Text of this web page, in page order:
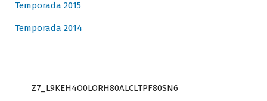
Temporada 2015
Temporada 2014
Z7_L9KEH4O0LORH80ALCLTPF80SN6